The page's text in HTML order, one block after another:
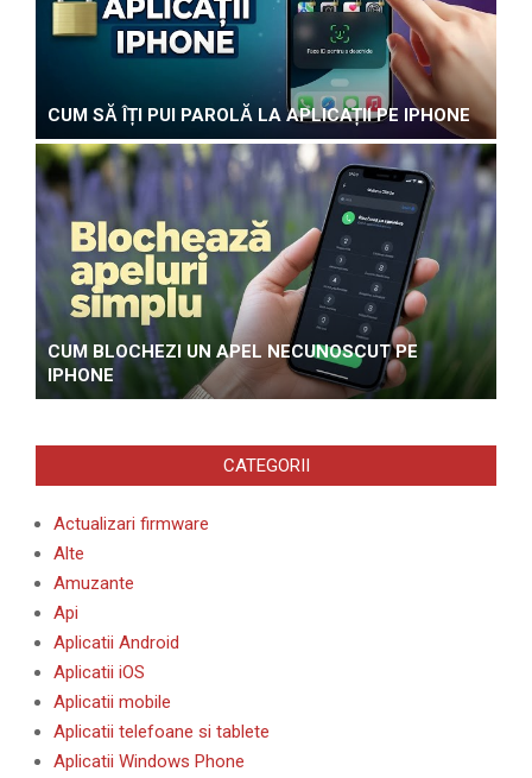
CUM SĂ ÎȚI PUI PAROLĂ LA APLICAȚII PE IPHONE
CUM BLOCHEZI UN APEL NECUNOSCUT PE
IPHONE
CATEGORII
Actualizari firmware
Alte
Amuzante
Api
Aplicatii Android
Aplicatii iOS
Aplicatii mobile
Aplicatii telefoane si tablete
Aplicatii Windows Phone